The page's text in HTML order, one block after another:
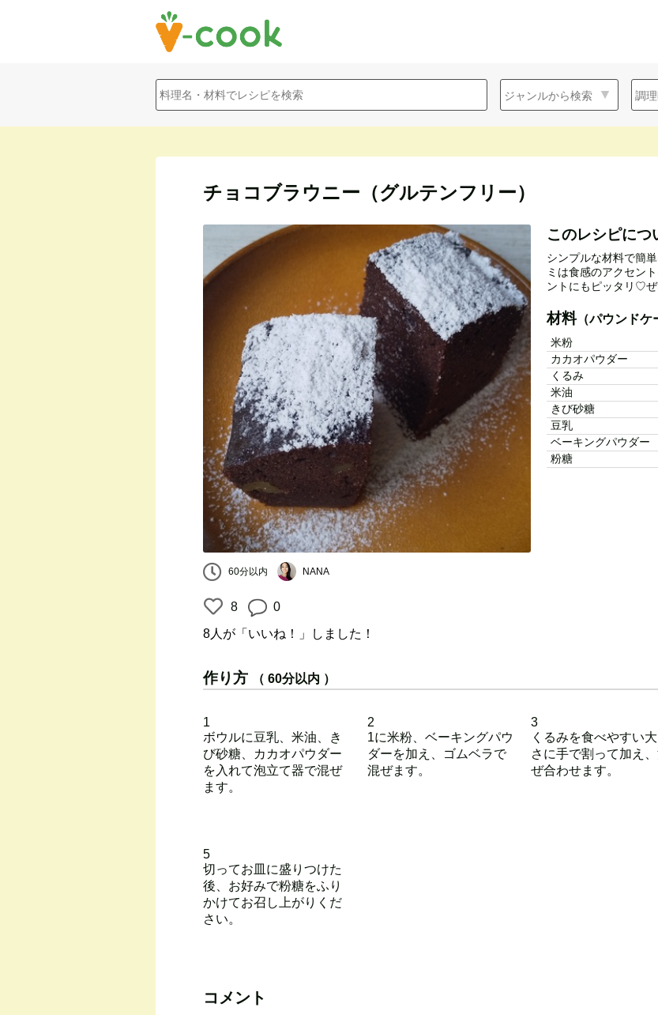
チョコブラウニー（グルテンフリー）
60分以内 NANA
8 0
8人 が「いいね！」しました！
このレシピにつ
シンプルな材料で簡
ミは食感のアクセン
ントにもピッタリ♡
材料（パウンドケ
米粉
カカオパウダー
くるみ
米油
きび砂糖
豆乳
ベーキングパウダー
粉糖
作り方 （ 60分以内 ）
1
ボウルに豆乳、米油、き
び砂糖、カカオパウダー
を入れて泡立て器で混ぜ
ます。
2
1に米粉、ベーキングパウ
ダーを加え、ゴムベラで
混ぜます。
3
くるみを食べやすい大
さに手で割って加え
ぜ合わせます。
5
切ってお皿に盛りつけた
後、お好みで粉糖をふり
かけてお召し上がりくだ
さい。
コメント